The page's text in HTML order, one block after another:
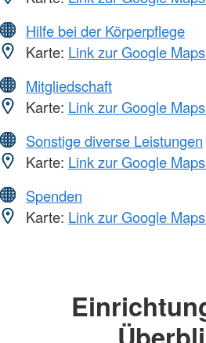
Hilfe bei der Körperpflege
Karte: Link zur Google
Mitgliedschaft
Karte: Link zur Google
Sonstige diverse Leistungen
Karte: Link zur Google
Spenden
Karte: Link zur Google